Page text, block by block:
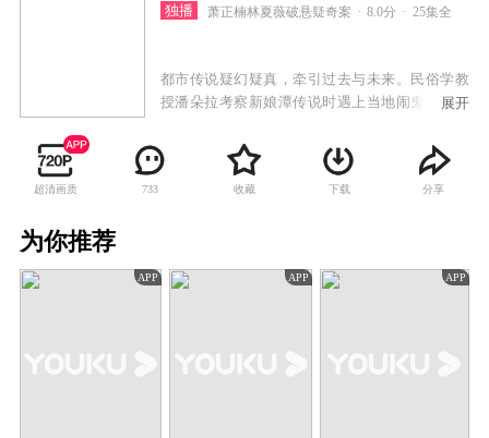
独播 萧正楠林夏薇破悬疑奇案 8.0分 25集全
都市传说疑幻疑真，牵引过去与未来。民俗学教
授潘朵拉考察新娘潭传说时遇上当地闹鬼，她发
相，揭开准新娘黄玉不为人知的身世。潘朵拉恩
师失踪七年，其子竟是傅子博，二人决定完成其
未完成的论文《香港都会传说》，考察期间竟遇
当年事，竟辗转查到母亲经营的当铺，此时傅子
展开
超清画质 733 收藏 下载 分享
为你推荐
APP APP APP